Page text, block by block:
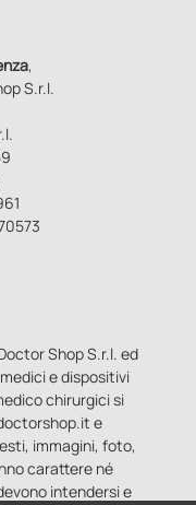
,
S.r.l.
Shop S.r.l. ed
e dispositivi
chirurgici si
e
immagini, foto,
carattere né
intendersi e